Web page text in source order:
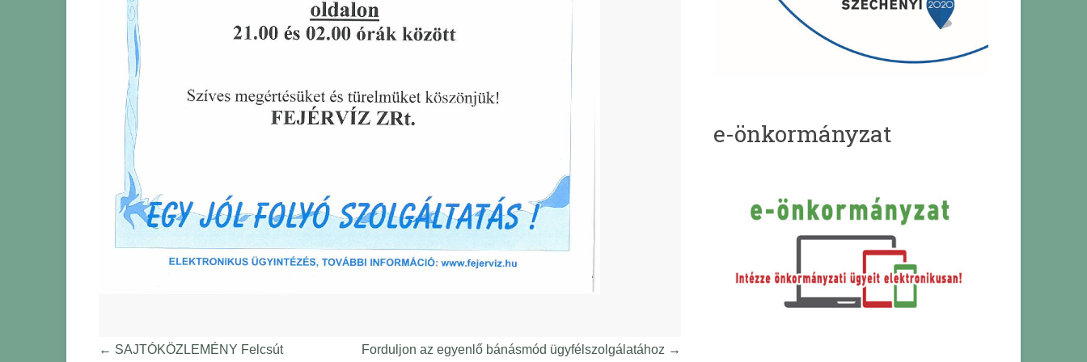
← SAJTÓKÖZLEMÉNY Felcsút Forduljon az egyenlő bánásmód ügyfélszolgálatához →
e-önkormányzat